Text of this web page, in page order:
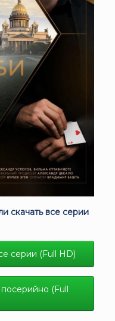
скачать все серии
серии (Full HD)
посерийно (Full